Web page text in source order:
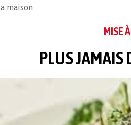
maison
MISE
PLUS JAMAIS